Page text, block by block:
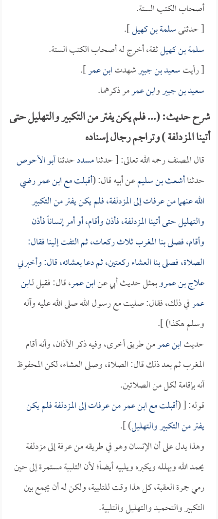
أصحاب الكتب الستة.
[ حدثنىسلمة بن كهيل].
سلمة بن كهيلثقة، أخرج له أصحاب الكتب الستة.
[ رأيتسعيد بن جبيرشهدتابن عمر].
سعيد بن جبيروابن عمرمر ذكرهما.
شرح حديث: (... فلم يكن يفتر من التكبير والتهليل حتى
أتينا المزدلفة ) وتراجم رجال إسناده
قال المصنف رحمه الله تعالى: [ حدثنامسددحدثناأبو الأحوص
حدثناأشعث بن سليمعن أبيه قال: (أقبلت معابن عمررضي
الله عنهما من عرفات إلى المزدلفة، فلم يكن يفتر من التكبير
والتهليل حتى أتينا المزدلفة، فأذن وأقام، أو أمر إنساناً فأذن
وأقام، فصلى بنا المغرب ثلاث ركعات، ثم التفت إلينا فقال:
الصلاة، فصلى بنا العشاء ركعتين، ثم دعا بعشائه، قال: وأخبرني
علاج بن عمروبمثل حديث أبي عنابن عمر، قال: فقيل لـابن
عمرفي ذلك، فقال: صليت مع رسول الله صلى الله عليه وآله
وسلم هكذا) ].
حديثابن عمرمن طريق أخرى، وفيه ذكر الأذان، وأنه أقام
المغرب ثم بعد ذلك قال: الصلاة، وصلى العشاء، لكن المحفوظ
أنه بإقامة لكل من الصلاتين.
قوله: [ (أقبلت معابن عمرمن عرفات إلى المزدلفة فلم يكن
يفتر من التكبير والتهليل) ].
وهذا يدل على أن الإنسان وهو في طريقه من عرفة إلى مزدلفة
يحمد الله ويهلله ويكبره ويلبيه أيضاً؛ لأن التلبية مستمرة إلى حين
رمي جمرة العقبة، كل هذا وقت للتلبية، ولكن له أن يجمع بين
التكبير والتحميد والتهليل والتلبية.